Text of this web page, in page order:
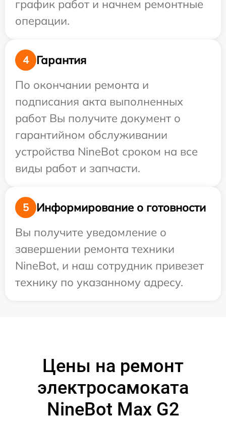
график работ и начнем ремонтные
операции.
4
Гарантия
По окончании ремонта и
подписания акта выполненных
работ Вы получите документ о
гарантийном обслуживании
устройства NineBot сроком на все
виды работ и запчасти.
5
Информирование о готовности
Вы получите уведомление о
завершении ремонта техники
NineBot, и наш сотрудник привезет
технику по указанному адресу.
Цены на ремонт
электросамоката
NineBot Max G2